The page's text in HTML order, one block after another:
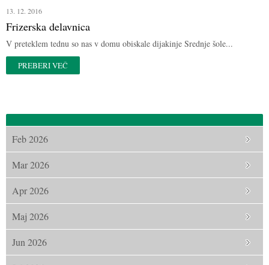
13. 12. 2016
Frizerska delavnica
V preteklem tednu so nas v domu obiskale dijakinje Srednje šole...
PREBERI VEČ
Feb 2026
Mar 2026
Apr 2026
Maj 2026
Jun 2026